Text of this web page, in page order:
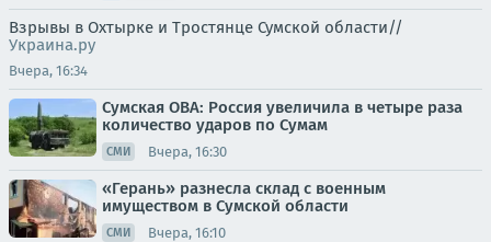
Взрывы в Охтырке и Тростянце Сумской области//
Украина.ру
Вчера, 16:34
Сумская ОВА: Россия увеличила в четыре раза
количество ударов по Сумам
СМИ Вчера, 16:30
«Герань» разнесла склад с военным
имуществом в Сумской области
СМИ Вчера, 16:10